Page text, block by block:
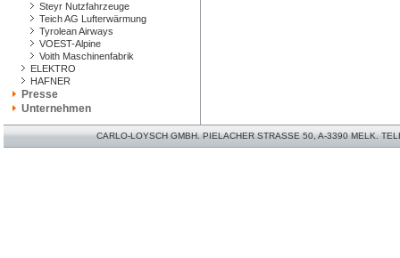
Steyr Nutzfahrzeuge
Teich AG Lufterwärmung
Tyrolean Airways
VOEST-Alpine
Voith Maschinenfabrik
ELEKTRO
HAFNER
Presse
Unternehmen
CARLO-LOYSCH GMBH. PIELACHER STRASSE 50, A-3390 MELK.